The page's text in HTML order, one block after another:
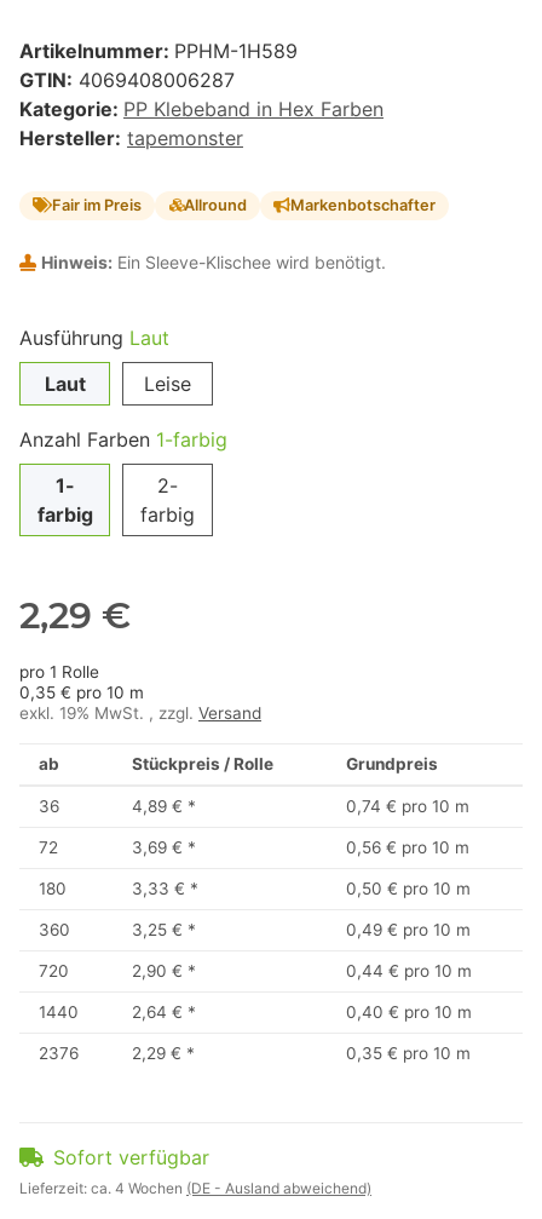
Artikelnummer: PPHM-1H589
GTIN: 4069408006287
Kategorie: PP Klebeband in Hex Farben
Hersteller: tapemonster
Fair im Preis Allround Markenbotschafter
Hinweis: Ein Sleeve-Klischee wird benötigt.
Ausführung Laut
Laut
Leise
Anzahl Farben 1-farbig
1-
farbig
2-
farbig
2,29 €
pro 1 Rolle
0,35 € pro 10 m
exkl. 19% MwSt. , zzgl. Versand
ab Stückpreis / Rolle Grundpreis
36 4,89 € * 0,74 € pro 10 m
72 3,69 € * 0,56 € pro 10 m
180 3,33 € * 0,50 € pro 10 m
360 3,25 € * 0,49 € pro 10 m
720 2,90 € * 0,44 € pro 10 m
1440 2,64 € * 0,40 € pro 10 m
2376 2,29 € * 0,35 € pro 10 m
Sofort verfügbar
Lieferzeit: ca. 4 Wochen (DE - Ausland abweichend)